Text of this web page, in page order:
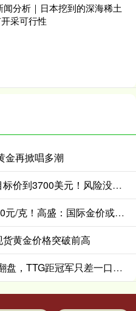
闻分析｜日本挖到的深海稀土
采可行性
金再掀唱多潮
怀远策略 华尔街上调黄金目标价到3700美元！风险没这么快消停
大福证券 黄金饰品突破1000元/克！高盛：国际金价或升破4200美元/盎司！
黄金价格突破前高
盈富优配 先夺赛点仍被AG翻盘，TTG距冠军只差一口气？_Ming_决赛_Fly